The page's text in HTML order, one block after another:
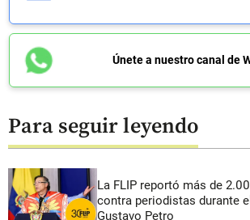
Únete a nuestro canal de
Para seguir leyendo
La FLIP reportó más de
contra periodistas durante
Gustavo Petro